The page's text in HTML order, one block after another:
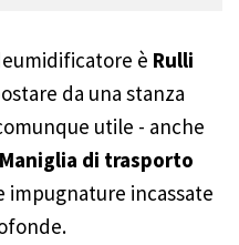
è Rulli
da una stanza
utile - anche
Maniglia di trasporto
incassate